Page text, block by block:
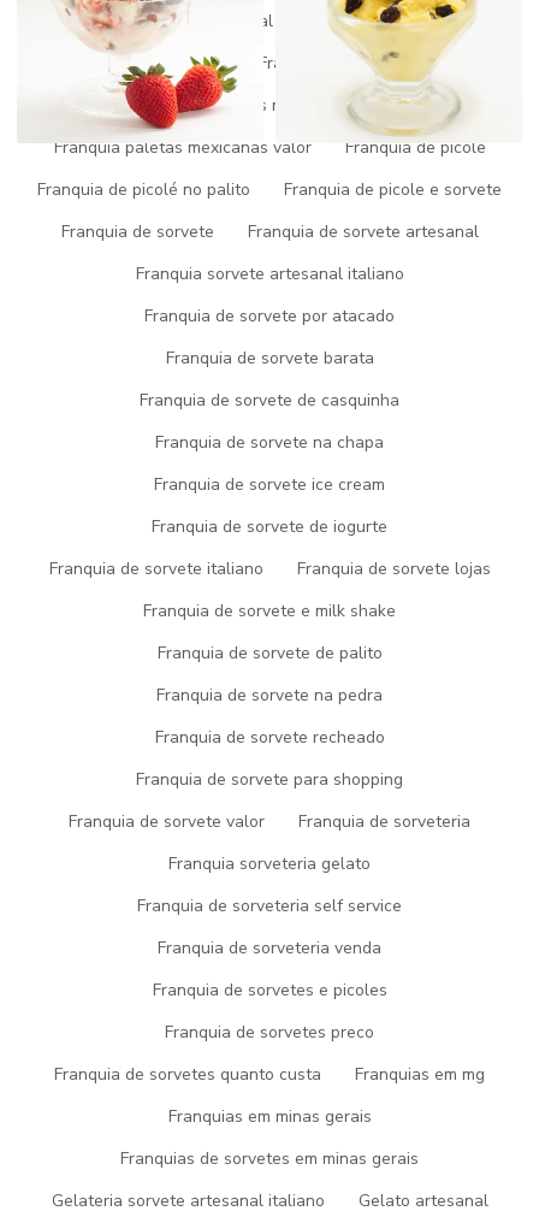
Franquia de gelato artesanal
Franquia gelato churros
Franquia gelato italiano
Franquia de paletas mexicanas
Franquia paletas mexicanas preço
Franquia paletas mexicanas valor
Franquia de picole
Franquia de picolé no palito
Franquia de picole e sorvete
Franquia de sorvete
Franquia de sorvete artesanal
Franquia sorvete artesanal italiano
Franquia de sorvete por atacado
Franquia de sorvete barata
Franquia de sorvete de casquinha
Franquia de sorvete na chapa
Franquia de sorvete ice cream
Franquia de sorvete de iogurte
Franquia de sorvete italiano
Franquia de sorvete lojas
Franquia de sorvete e milk shake
Franquia de sorvete de palito
Franquia de sorvete na pedra
Franquia de sorvete recheado
Franquia de sorvete para shopping
Franquia de sorvete valor
Franquia de sorveteria
Franquia sorveteria gelato
Franquia de sorveteria self service
Franquia de sorveteria venda
Franquia de sorvetes e picoles
Franquia de sorvetes preco
Franquia de sorvetes quanto custa
Franquias em mg
Franquias em minas gerais
Franquias de sorvetes em minas gerais
Gelateria sorvete artesanal italiano
Gelato artesanal
CONHEÇA MAIS DETALHES
SOBRE UMA FABRICA DE
SORVETE GELATO
fabrica de sorvete gelato, consegue
encontrar o site da Picogel Sorvetes. Atuando com excelência em
para seus clientes.
Ainda tratando-se defabrica de sorvete gelato
personalização para cada necessidade, detalhes que são
deixados de lado por muitas empresas que não focam na
mesmo e fale com um de nossos consultores para um
Nosso time é composto por colaboradores competentes e
atenciosos com todas as solicitações e terão grande satisfação
PICOGEL SORVETES, LÍDER
QUANDO PRECISAR DE
FABRICA DE SORVETE
Veja porque a Picogel Sorvetes é destaque quando buscar por
fabrica de sorvete gelato:
atendentes educados
solicitações